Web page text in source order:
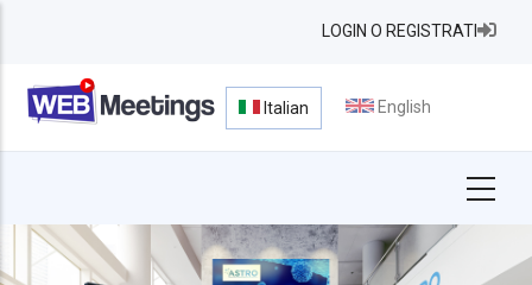
principale
LOGIN O REGISTRATI
Italian English